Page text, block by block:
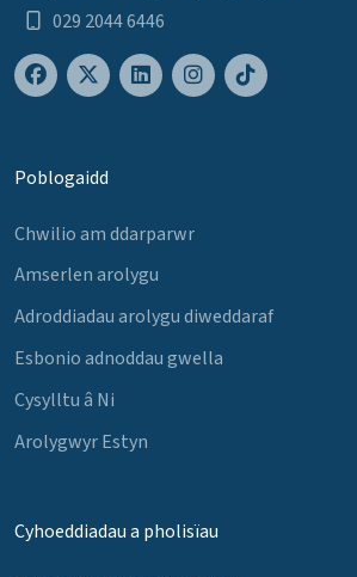
029 2044 6446
Poblogaidd
Chwilio am ddarparwr
Amserlen arolygu
Adroddiadau arolygu diweddaraf
Esbonio adnoddau gwella
Cysylltu â Ni
Arolygwyr Estyn
Cyhoeddiadau a pholisïau